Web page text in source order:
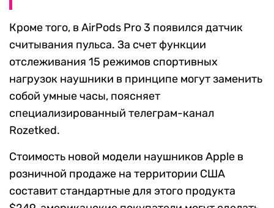
Кроме того, в AirPods Pro 3 появился датчик
считывания пульса. За счет функции
отслеживания 15 режимов спортивных
нагрузок наушники в принципе могут заменить
собой умные часы, поясняет
специализированный телеграм-канал
Rozetked.
Стоимость новой модели наушников Apple в
розничной продаже на территории США
составит стандартные для этого продукта